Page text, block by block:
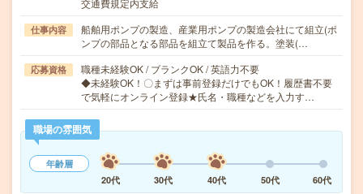
交通費規定内支給
仕事内容
船舶用ポンプの製造、産業用ポンプの製造会社にて組立(ポ
ンプの部品となる部品を組立て製品を作る。塗装(…
応募資格
職種未経験OK / ブランクOK / 英語力不要
◆未経験OK！〇まずは事前登録だけでもOK！履歴書不要
で気軽にオンライン登録★氏名・職種などを入力す…
職場の雰囲気
年齢層
20代
30代 40代 50代 60代